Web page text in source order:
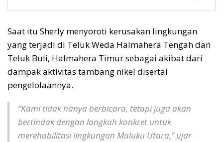
Saat itu Sherly menyoroti kerusakan lingkungan
yang terjadi di Teluk Weda Halmahera Tengah dan
Teluk Buli, Halmahera Timur sebagai akibat dari
dampak aktivitas tambang nikel disertai
pengelolaannya.
“Kami tidak hanya berbicara, tetapi juga akan
bertindak dengan langkah konkret untuk
merehabilitasi lingkungan Maluku Utara,” ujar